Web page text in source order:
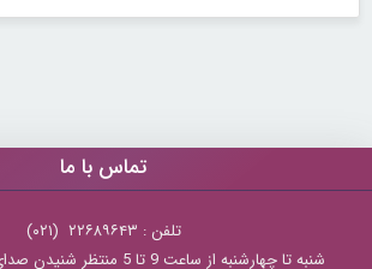
تماس با ما
تلفن : ۲۲۶۸۹۶۴۳ (۰۲۱)
شنبه تا چهارشنبه از ساعت 9 تا 5 منتظر شنیدن صدای گرم شما هستیم.